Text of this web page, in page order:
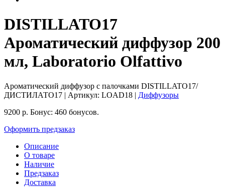
DISTILLATO17
Ароматический диффузор 200
мл, Laboratorio Olfattivo
Ароматический диффузор с палочками DISTILLATO17/
ДИСТИЛАТО17 | Артикул: LOAD18 | Диффузоры
9200 р. Бонус: 460 бонусов.
Оформить предзаказ
Описание
О товаре
Наличие
Предзаказ
Доставка